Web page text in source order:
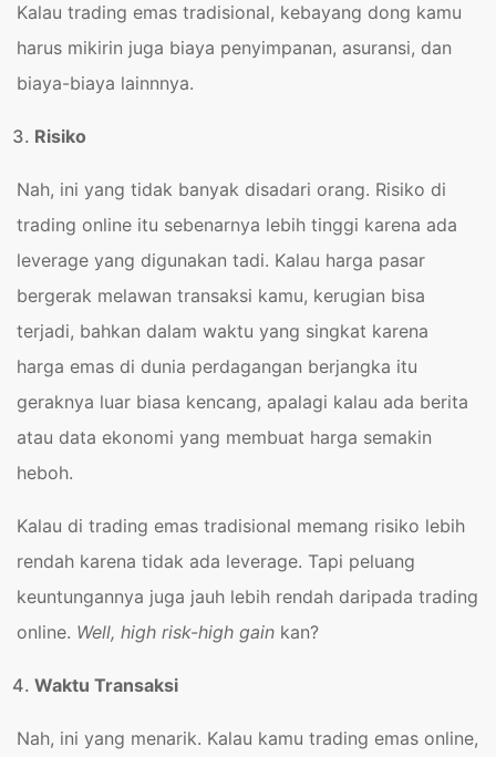
Kalau trading emas tradisional, kebayang dong kamu
harus mikirin juga biaya penyimpanan, asuransi, dan
biaya-biaya lainnnya.
Risiko
Nah, ini yang tidak banyak disadari orang. Risiko di
trading online itu sebenarnya lebih tinggi karena ada
leverage yang digunakan tadi. Kalau harga pasar
bergerak melawan transaksi kamu, kerugian bisa
terjadi, bahkan dalam waktu yang singkat karena
harga emas di dunia perdagangan berjangka itu
geraknya luar biasa kencang, apalagi kalau ada berita
atau data ekonomi yang membuat harga semakin
heboh.
Kalau di trading emas tradisional memang risiko lebih
rendah karena tidak ada leverage. Tapi peluang
keuntungannya juga jauh lebih rendah daripada trading
online. Well, high risk-high gain kan?
Waktu Transaksi
Nah, ini yang menarik. Kalau kamu trading emas online,